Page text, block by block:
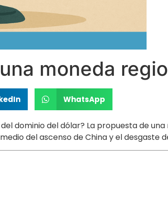
moneda
WhatsApp
dominio del dólar? La propuesta de
del ascenso de China y el desgaste